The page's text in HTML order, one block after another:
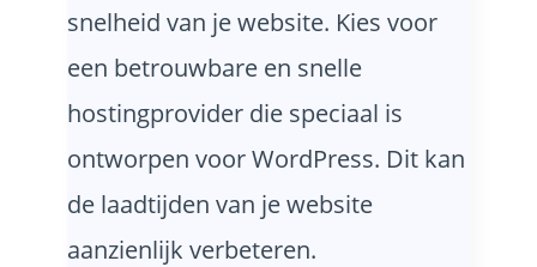
snelheid van je website. Kies voor
een betrouwbare en snelle
hostingprovider die speciaal is
ontworpen voor WordPress. Dit kan
de laadtijden van je website
aanzienlijk verbeteren.